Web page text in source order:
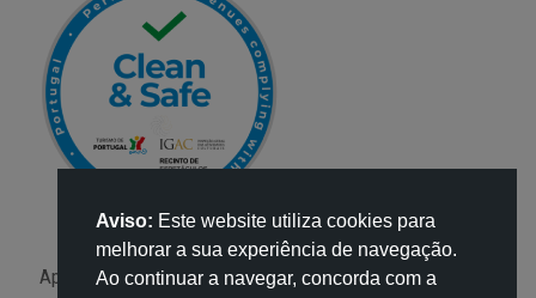
Apoio:
Aviso: Este website utiliza cookies para
melhorar a sua experiência de navegação.
Ao continuar a navegar, concorda com a